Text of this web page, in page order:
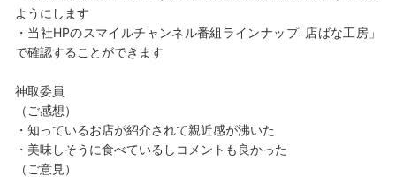
ようにします
・当社HPのスマイルチャンネル番組ラインナップ｢店ばな工房」
で確認することができます
神取委員
（ご感想）
・知っているお店が紹介されて親近感が沸いた
・美味しそうに食べているしコメントも良かった
（ご意見）